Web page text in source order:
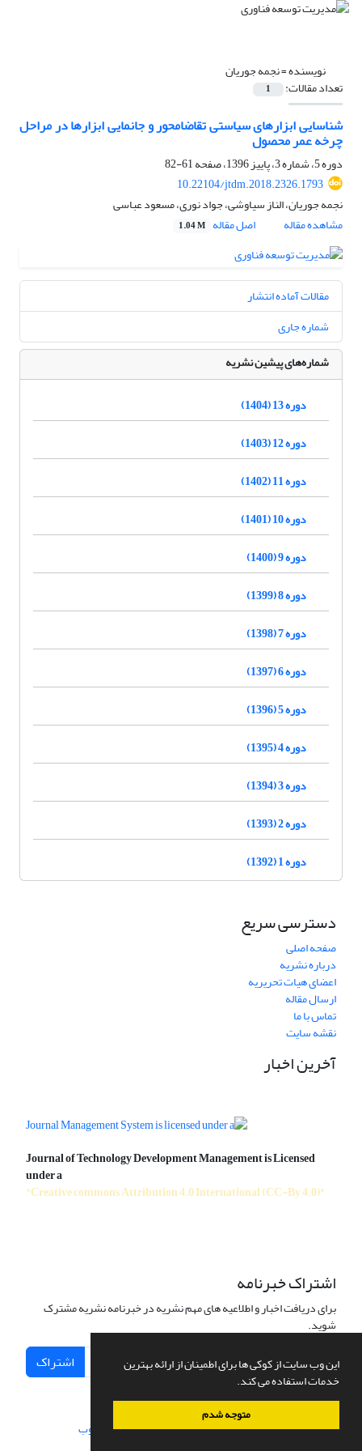
این وب سایت از کوکی ها برای اطمینان از ارائه بهترین
خدمات استفاده می کند.
متوجه شدم
نویسنده =نجمه جوریان
تعداد مقالات: 1
شناسایی ابزارهای سیاستی تقاضامحور و جانمایی ابزارها در مراحل
چرخه عمر محصول
دوره 5، شماره 3، پاییز 1396، صفحه
61-82
10.22104/jtdm.2018.2326.1793
نجمه جوریان، الناز سیاوشی، جواد نوری، مسعود عباسی
مشاهده مقاله
اصل مقاله 1.04 M
مقالات آماده انتشار
شماره جاری
شماره‌های پیشین نشریه
دوره 13 (1404)
دوره 12 (1403)
دوره 11 (1402)
دوره 10 (1401)
دوره 9 (1400)
دوره 8 (1399)
دوره 7 (1398)
دوره 6 (1397)
دوره 5 (1396)
دوره 4 (1395)
دوره 3 (1394)
دوره 2 (1393)
دوره 1 (1392)
دسترسی سریع
صفحه اصلی
درباره نشریه
اعضای هیات تحریریه
ارسال مقاله
تماس با ما
نقشه سایت
آخرین اخبار
Journal of Technology Development Management is Licensed
under a
"Creative commons Attribution 4.0 International (CC-By 4.0)"
اشتراک خبرنامه
برای دریافت اخبار و اطلاعیه های مهم نشریه در خبرنامه نشریه مشترک
شوید.
اشتراک
سامانه مدیریت نشریات علمی.طراحی و پیاده سازی از سیناوب